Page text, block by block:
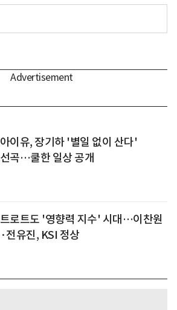
아이유, 장기하 '별일 없이 산다'
선곡…쿨한 일상 공개
트로트도 '영향력 지수' 시대…이찬원
·전유진, KSI 정상